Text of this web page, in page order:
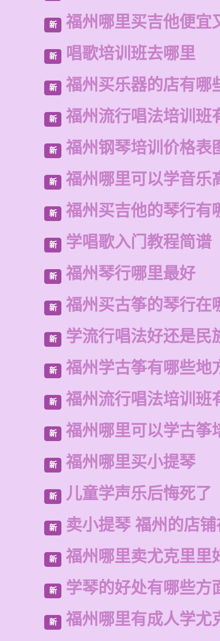
新 福州哪里买吉他便宜
新 唱歌培训班去哪里
新 福州买乐器的店有哪
新 福州流行唱法培训班
新 福州钢琴培训价格表
新 福州哪里可以学音乐
新 福州买吉他的琴行有
新 学唱歌入门教程简谱
新 福州琴行哪里最好
新 福州买古筝的琴行在
新 学流行唱法好还是民
新 福州学古筝有哪些地
新 福州流行唱法培训班
新 福州哪里可以学古筝
新 福州哪里买小提琴
新 儿童学声乐后悔死了
新 卖小提琴 福州的店
新 福州哪里卖尤克里里
新 学琴的好处有哪些方
新 福州哪里有成人学尤